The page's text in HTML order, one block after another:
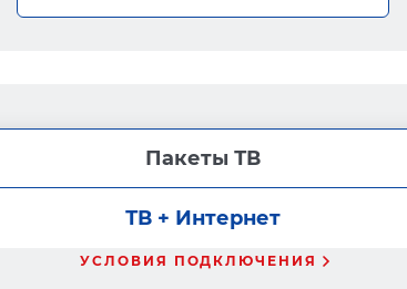
Пакеты ТВ
ТВ + Интернет
УСЛОВИЯ ПОДКЛЮЧЕНИЯ